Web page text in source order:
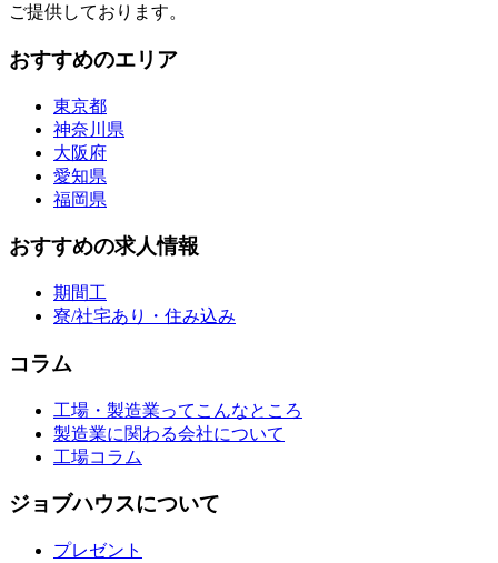
ご提供しております。
おすすめのエリア
東京都
神奈川県
大阪府
愛知県
福岡県
おすすめの求人情報
期間工
寮/社宅あり・住み込み
コラム
工場・製造業ってこんなところ
製造業に関わる会社について
工場コラム
ジョブハウスについて
プレゼント